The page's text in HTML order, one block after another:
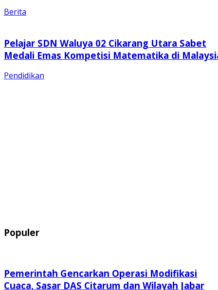
Berita
Pelajar SDN Waluya 02 Cikarang Utara Sabet
Medali Emas Kompetisi Matematika di
Pendidikan
Populer
Pemerintah Gencarkan Operasi Modifikasi
Cuaca, Sasar DAS Citarum dan Wilayah Jabar